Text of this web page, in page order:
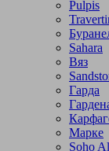
Pulpis
Sahara
Вяз
Гарда
Марке
Soho